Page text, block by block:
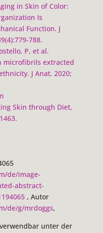
in Skin of Color:
Is
Function. J
788.
P, et al.
microfibrils extracted
J Anat. 2020;
Skin through Diet,
de/image-
abstract-
, Autor
de/g/mrdoggs,
unter der